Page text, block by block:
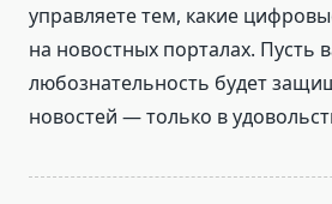
управляете тем, какие
на новостных порталах. Пусть
любознательность будет
новостей — только в